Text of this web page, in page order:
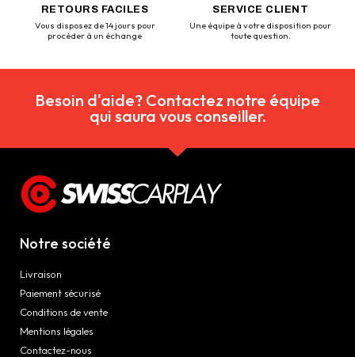
RETOURS FACILES
Vous disposez de 14 jours pour
procéder à un échange
SERVICE CLIENT
Une équipe à votre disposition pour
toute question.
Besoin d'aide? Contactez notre équipe
qui saura vous conseiller.
Notre société
Livraison
Paiement sécurisé
Conditions de vente
Mentions légales
Contactez-nous